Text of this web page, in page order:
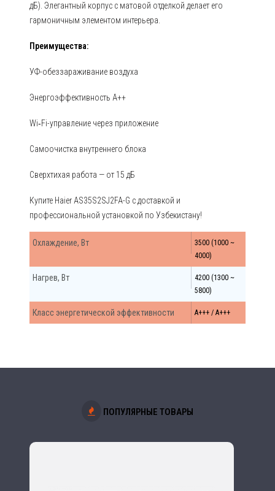
дБ). Элегантный корпус с матовой отделкой делает его
гармоничным элементом интерьера.
Преимущества:
УФ-обеззараживание воздуха
Энергоэффективность A++
Wi‑Fi-управление через приложение
Самоочистка внутреннего блока
Сверхтихая работа — от 15 дБ
Купите Haier AS35S2SJ2FA-G с доставкой и
профессиональной установкой по Узбекистану!
Охлаждение, Вт
3500 (1000 ~
4000)
Нагрев, Вт
4200 (1300 ~
5800)
Класс энергетической эффективности A+++ / А+++
ПОПУЛЯРНЫЕ ТОВАРЫ